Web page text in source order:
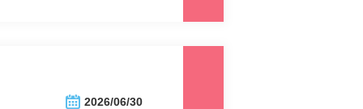
2026/06/30